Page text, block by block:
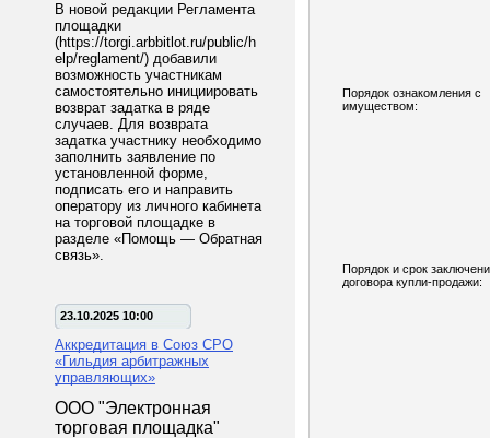
В новой редакции Регламента
площадки
(https://torgi.arbbitlot.ru/public/h
elp/reglament/) добавили
возможность участникам
самостоятельно инициировать
возврат задатка в ряде
случаев. Для возврата
задатка участнику необходимо
заполнить заявление по
установленной форме,
подписать его и направить
оператору из личного кабинета
на торговой площадке в
разделе «Помощь — Обратная
связь».
23.10.2025 10:00
Аккредитация в Союз СРО
«Гильдия арбитражных
управляющих»
ООО "Электронная
торговая площадка"
Порядок ознакомления с
имуществом:
Порядок и срок
договора купли-продажи: